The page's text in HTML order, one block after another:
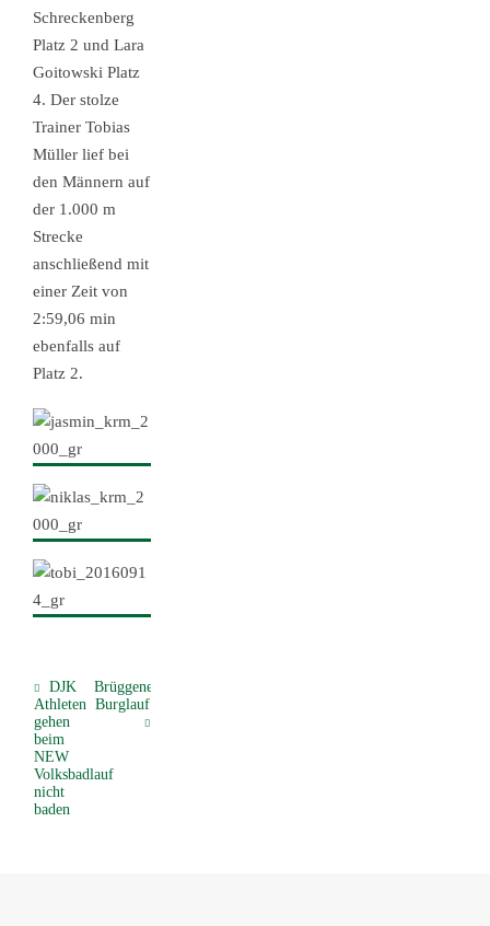
Schreckenberg
Platz 2 und Lara
Goitowski Platz
4. Der stolze
Trainer Tobias
Müller lief bei
den Männern auf
der 1.000 m
Strecke
anschließend mit
einer Zeit von
2:59,06 min
ebenfalls auf
Platz 2.
DJK
Athleten
gehen
beim
NEW
Volksbadlauf
nicht
baden
Brüggener
Burglauf